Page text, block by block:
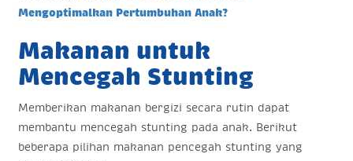
Mengoptimalkan Pertumbuhan Anak?
Makanan untuk
Mencegah Stunting
Memberikan makanan bergizi secara rutin dapat
membantu mencegah stunting pada anak. Berikut
beberapa pilihan makanan pencegah stunting yang